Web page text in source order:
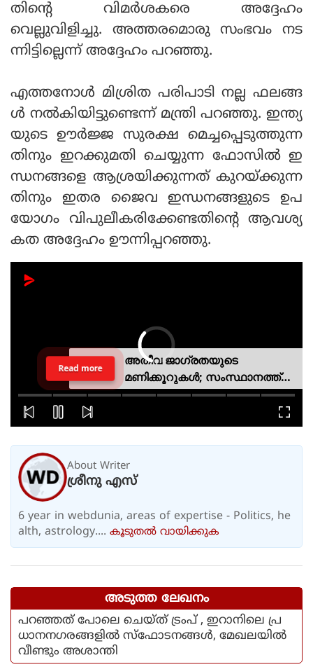
തിന്റെ വിമര്‍ശകരെ അദ്ദേഹം
വെല്ലുവിളിച്ചു. അത്തരമൊരു സംഭവം നട
ന്നിട്ടില്ലെന്ന് അദ്ദേഹം പറഞ്ഞു.
എത്തനോള്‍ മിശ്രിത പരിപാടി നല്ല ഫലങ്ങ
ള്‍ നല്‍കിയിട്ടുണ്ടെന്ന് മന്ത്രി പറഞ്ഞു. ഇന്ത്യ
യുടെ ഊര്‍ജ്ജ സുരക്ഷ മെച്ചപ്പെടുത്തുന്ന
തിനും ഇറക്കുമതി ചെയ്യുന്ന ഫോസില്‍ ഇ
ന്ധനങ്ങളെ ആശ്രയിക്കുന്നത് കുറയ്ക്കുന്ന
തിനും ഇതര ജൈവ ഇന്ധനങ്ങളുടെ ഉപ
യോഗം വിപുലീകരിക്കേണ്ടതിന്റെ ആവശ്യ
കത അദ്ദേഹം ഊന്നിപ്പറഞ്ഞു.
അതീവ ജാഗ്രതയുടെ
Read more
About Writer
ശ്രീനു എസ്
6 year in webdunia, areas of expertise - Politics, he
alth, astrology.... കൂടുതല്‍ വായിക്കുക
അടുത്ത ലേഖനം
പറഞ്ഞത് പോലെ ചെയ്ത് ട്രംപ് , ഇറാനിലെ പ്ര
ധാനനഗരങ്ങളിൽ സ്ഫോടനങ്ങൾ, മേഖലയിൽ
വീണ്ടും അശാന്തി